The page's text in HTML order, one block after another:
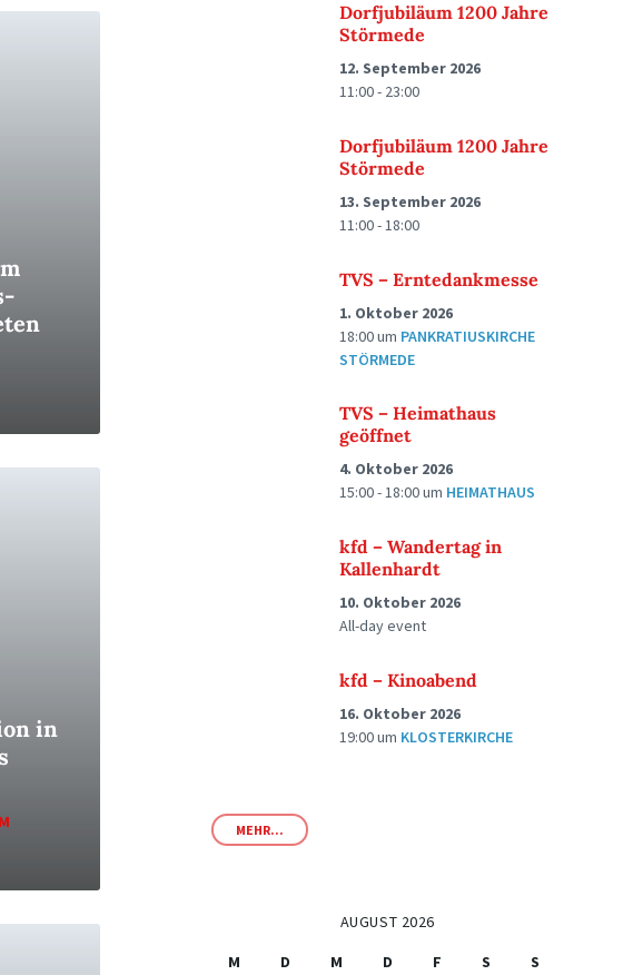
in
Dorfjubiläum 1200 Jahre
Störmede
12. September 2026
11:00 - 23:00
Dorfjubiläum 1200 Jahre
Störmede
13. September 2026
11:00 - 18:00
TVS – Erntedankmesse
1. Oktober 2026
18:00um PANKRATIUSKIRCHE
STÖRMEDE
TVS – Heimathaus
geöffnet
4. Oktober 2026
15:00 - 18:00um HEIMATHAUS
kfd – Wandertag in
Kallenhardt
10. Oktober 2026
All-day event
kfd – Kinoabend
16. Oktober 2026
19:00um KLOSTERKIRCHE
MEHR...
AUGUST 2026
M
D M D F S
S